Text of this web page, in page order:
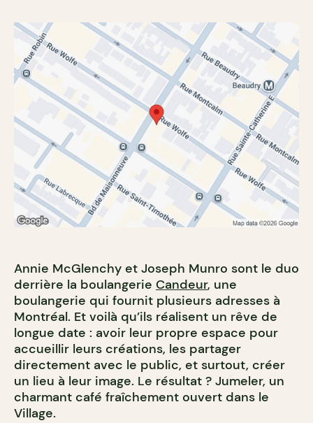
Annie McGlenchy et Joseph Munro sont le duo
derrière la boulangerie Candeur, une
boulangerie qui fournit plusieurs adresses à
Montréal. Et voilà qu’ils réalisent un rêve de
longue date : avoir leur propre espace pour
accueillir leurs créations, les partager
directement avec le public, et surtout, créer
un lieu à leur image. Le résultat ? Jumeler, un
charmant café fraîchement ouvert dans le
Village.